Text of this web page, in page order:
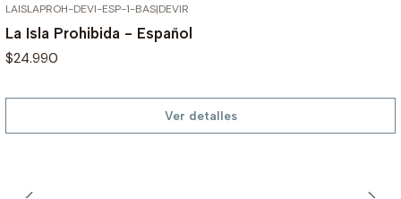
LAISLAPROH-DEVI-ESP-1-BAS|DEVIR
La Isla Prohibida - Español
$24.990
Ver detalles